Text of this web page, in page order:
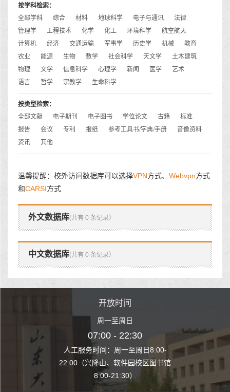
按学科检索：
全部学科
综合 材料 地球科学 电子与通讯
法律
管理学
工程技术 化学 化工 环境科学
航空航天
计算机
经济 交通运输 军事学 历史学 机械
教育
农业
能源 生物 数学 社会科学 天文学
土木建筑
物理
文学 信息科学 心理学 新闻 医学
艺术
语言
哲学 宗教学 生命科学
按类型检索：
全部文献
电子期刊 电子图书 学位论文 古籍
标准
报告
会议 专利 报纸 参考工具书/字典/手册
音像资料
资讯
其他
温馨提醒：校外访问数据库可以选择VPN方式、 Webvpn方式
和CARSI方式
外文数据库(共有 0 条记录）
中文数据库(共有 0 条记录）
至周日8:00-
园校区图书馆
开放时间
周一至周日
07:00 - 22:30
人工服务时间：周一至周日8:00-
22:00（兴隆山、软件园校区图书馆
8:00-21:30）
人工服务时间
22:00（兴隆山